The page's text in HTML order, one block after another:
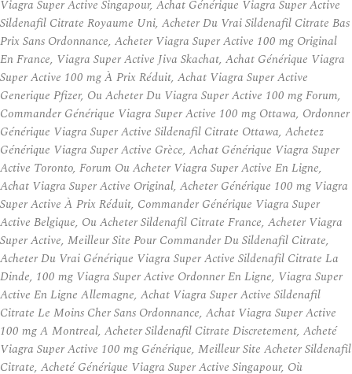
Viagra Super Active Singapour, Achat Générique Viagra Super Active
Sildenafil Citrate Royaume Uni, Acheter Du Vrai Sildenafil Citrate Bas
Prix Sans Ordonnance, Acheter Viagra Super Active 100 mg Original
En France, Viagra Super Active Jiva Skachat, Achat Générique Viagra
Super Active 100 mg À Prix Réduit, Achat Viagra Super Active
Generique Pfizer, Ou Acheter Du Viagra Super Active 100 mg Forum,
Commander Générique Viagra Super Active 100 mg Ottawa, Ordonner
Générique Viagra Super Active Sildenafil Citrate Ottawa, Achetez
Générique Viagra Super Active Grèce, Achat Générique Viagra Super
Active Toronto, Forum Ou Acheter Viagra Super Active En Ligne,
Achat Viagra Super Active Original, Acheter Générique 100 mg Viagra
Super Active À Prix Réduit, Commander Générique Viagra Super
Active Belgique, Ou Acheter Sildenafil Citrate France, Acheter Viagra
Super Active, Meilleur Site Pour Commander Du Sildenafil Citrate,
Acheter Du Vrai Générique Viagra Super Active Sildenafil Citrate La
Dinde, 100 mg Viagra Super Active Ordonner En Ligne, Viagra Super
Active En Ligne Allemagne, Achat Viagra Super Active Sildenafil
Citrate Le Moins Cher Sans Ordonnance, Achat Viagra Super Active
100 mg A Montreal, Acheter Sildenafil Citrate Discretement, Acheté
Viagra Super Active 100 mg Générique, Meilleur Site Acheter Sildenafil
Citrate, Acheté Générique Viagra Super Active Singapour, Où